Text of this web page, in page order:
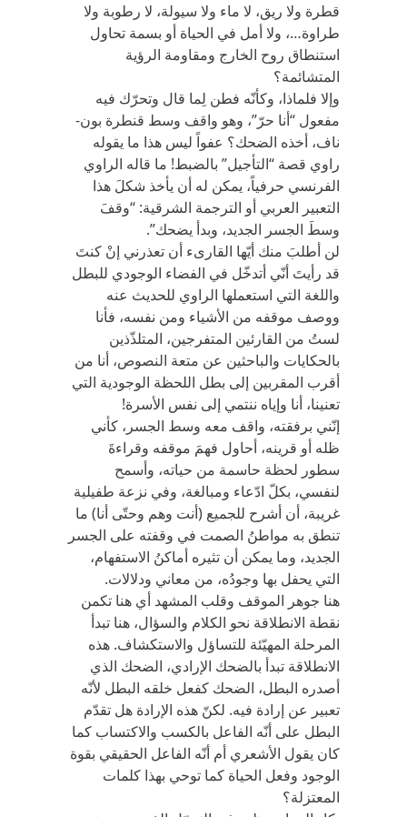
قطرة ولا ريق، لا ماء ولا سيولة، لا رطوبة ولا
طراوة…، ولا أمل في الحياة أو بسمة تحاول
استنطاق روح الخارج ومقاومة الرؤية
المتشائمة؟
وإلا فلماذا، وكأنّه فطن لِما قال وتحرّك فيه
مفعول “أنا حرّ”، وهو واقف وسط قنطرة بون-
ناف، أخذه الضحك؟ عفواً ليس هذا ما يقوله
راوي قصة “التأجيل” بالضبط! ما قاله الراوي
الفرنسي حرفياً، يمكن له أن يأخذ شكلَ هذا
التعبير العربي أو الترجمة الشرقية: “وقفَ
وسطَ الجسر الجديد، وبدأ يضحك”.
لن أطلبَ منك أيّها القارىء أن تعذرني إنْ كنتَ
قد رأيتَ أنّي أتدخّل في الفضاء الوجودي للبطل
واللغة التي استعملها الراوي للحديث عنه
ووصف موقفه من الأشياء ومن نفسه، فأنا
لستُ من القارئين المتفرجين، المتلذّذين
بالحكايات والباحثين عن متعة النصوص، أنا من
أقرب المقربين إلى بطل اللحظة الوجودية التي
تعنينا، أنا وإياه ننتمي إلى نفس الأسرة!
إنّني برفقته، واقف معه وسط الجسر، كأني
ظله أو قرينه، أحاول فهمَ موقفه وقراءةَ
سطور لحظة حاسمة من حياته، وأسمح
لنفسي، بكلّ ادّعاء ومبالغة، وفي نزعة طفيلية
غريبة، أن أشرح للجميع (أنت وهم وحتّى أنا) ما
تنطق به مواطنُ الصمت في وقفته على الجسر
الجديد، وما يمكن أن تثيره أماكنُ الاستفهام،
التي يحفل بها وجودُه، من معاني ودلالات.
هنا جوهر الموقف وقلب المشهد أي هنا تكمن
نقطة الانطلاقة نحو الكلام والسؤال، هنا تبدأ
المرحلة المهيّئة للتساؤل والاستكشاف. هذه
الانطلاقة تبدأ بالضحك الإرادي، الضحك الذي
أصدره البطل، الضحك كفعل خلقه البطل لأنّه
تعبير عن إرادة فيه. لكنّ هذه الإرادة هل تقدّم
البطل على أنّه الفاعل بالكسب والاكتساب كما
كان يقول الأشعري أم أنّه الفاعل الحقيقي بقوة
الوجود وفعل الحياة كما توحي بهذا كلمات
المعتزلة؟